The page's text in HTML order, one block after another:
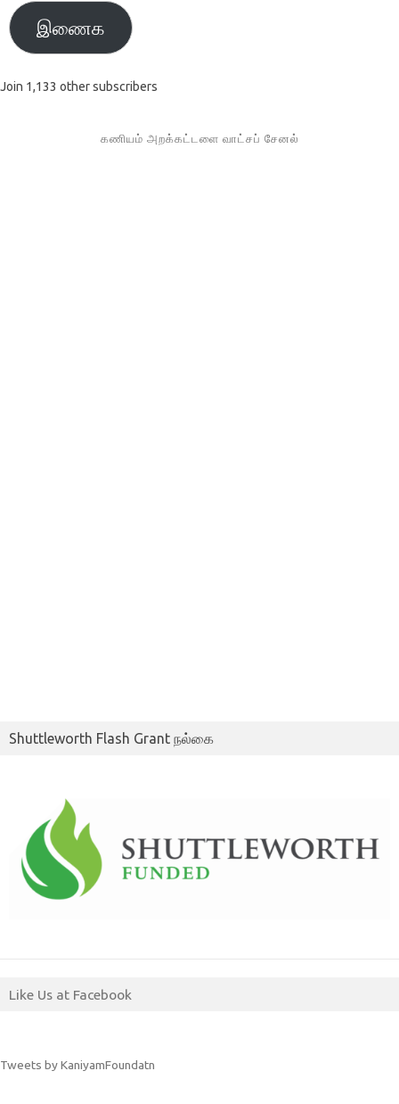
இணைக
Join 1,133 other subscribers
கணியம் அறக்கட்டளை வாட்சப் சேனல்
Shuttleworth Flash Grant நல்கை
Like Us at Facebook
Tweets by KaniyamFoundatn